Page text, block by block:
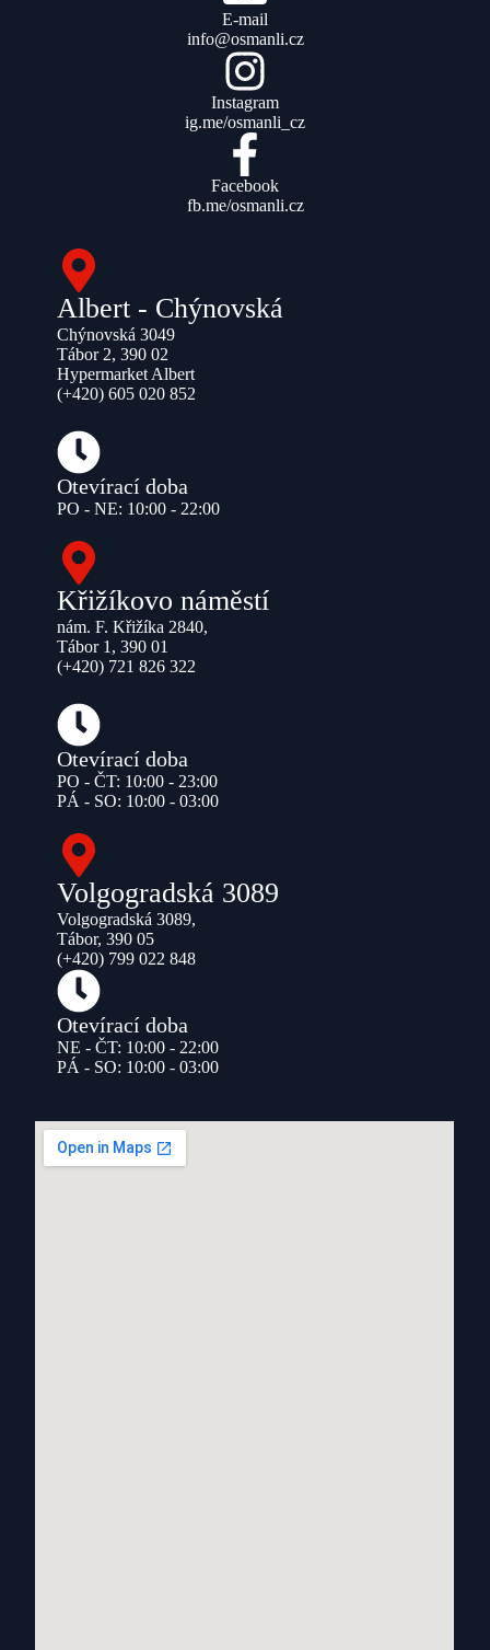
E-mail
info@osmanli.cz
Instagram
ig.me/osmanli_cz
Facebook
fb.me/osmanli.cz
Albert - Chýnovská
Chýnovská 3049
Tábor 2, 390 02
Hypermarket Albert
(+420) 605 020 852
Otevírací doba
PO - NE: 10:00 - 22:00
Křižíkovo náměstí
nám. F. Křižíka 2840,
Tábor 1, 390 01
(+420) 721 826 322
Otevírací doba
PO - ČT: 10:00 - 23:00
PÁ - SO: 10:00 - 03:00
Volgogradská 3089
Volgogradská 3089,
Tábor, 390 05
(+420) 799 022 848
Otevírací doba
NE - ČT: 10:00 - 22:00
PÁ - SO: 10:00 - 03:00